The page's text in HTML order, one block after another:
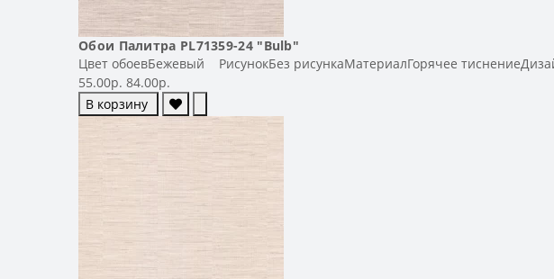
Обои Палитра PL71359-24 "Bulb"
Цвет обоевБежевый РисунокБез рисункаМатериалГорячее
55.00р. 84.00р.
В корзину